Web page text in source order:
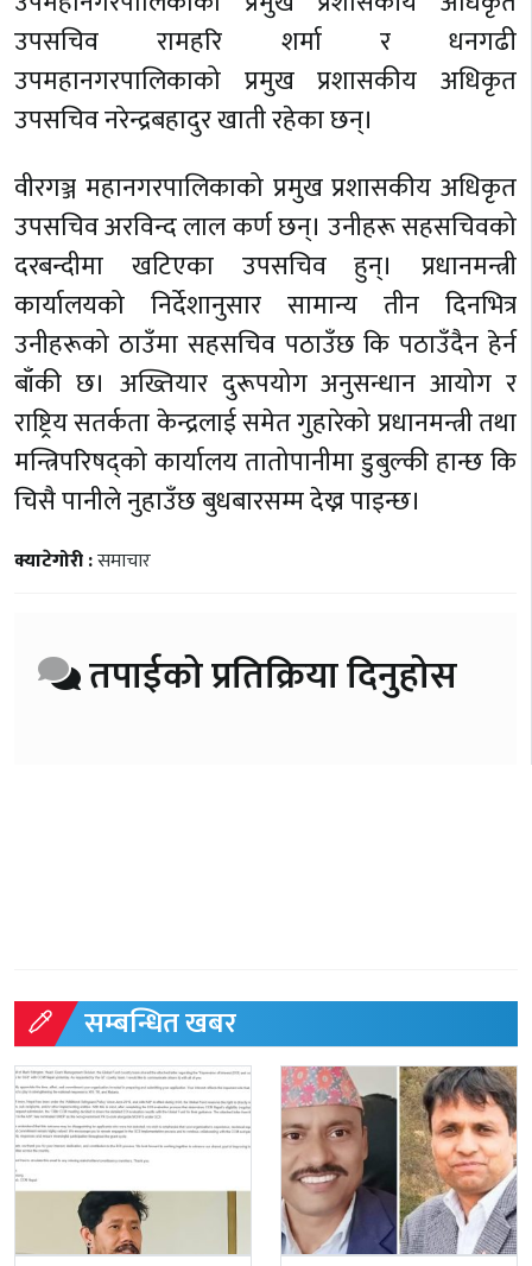
उपसचिव रामहरि शर्मा र धनगढी
उपमहानगरपालिकाको प्रमुख प्रशासकीय अधिकृत
उपसचिव नरेन्द्रबहादुर खाती रहेका छन्।
वीरगञ्ज महानगरपालिकाको प्रमुख प्रशासकीय अधिकृत
उपसचिव अरविन्द लाल कर्ण छन्। उनीहरू सहसचिवको
दरबन्दीमा खटिएका उपसचिव हुन्। प्रधानमन्त्री
कार्यालयको निर्देशानुसार सामान्य तीन दिनभित्र
उनीहरूको ठाउँमा सहसचिव पठाउँछ कि पठाउँदैन हेर्न
बाँकी छ। अख्तियार दुरूपयोग अनुसन्धान आयोग र
राष्ट्रिय सतर्कता केन्द्रलाई समेत गुहारेको प्रधानमन्त्री तथा
मन्त्रिपरिषद्को कार्यालय तातोपानीमा डुबुल्की हान्छ कि
चिसै पानीले नुहाउँछ बुधबारसम्म देख्न पाइन्छ।
क्याटेगोरी :समाचार
तपाईको प्रतिक्रिया दिनुहोस
सम्बन्धित खबर